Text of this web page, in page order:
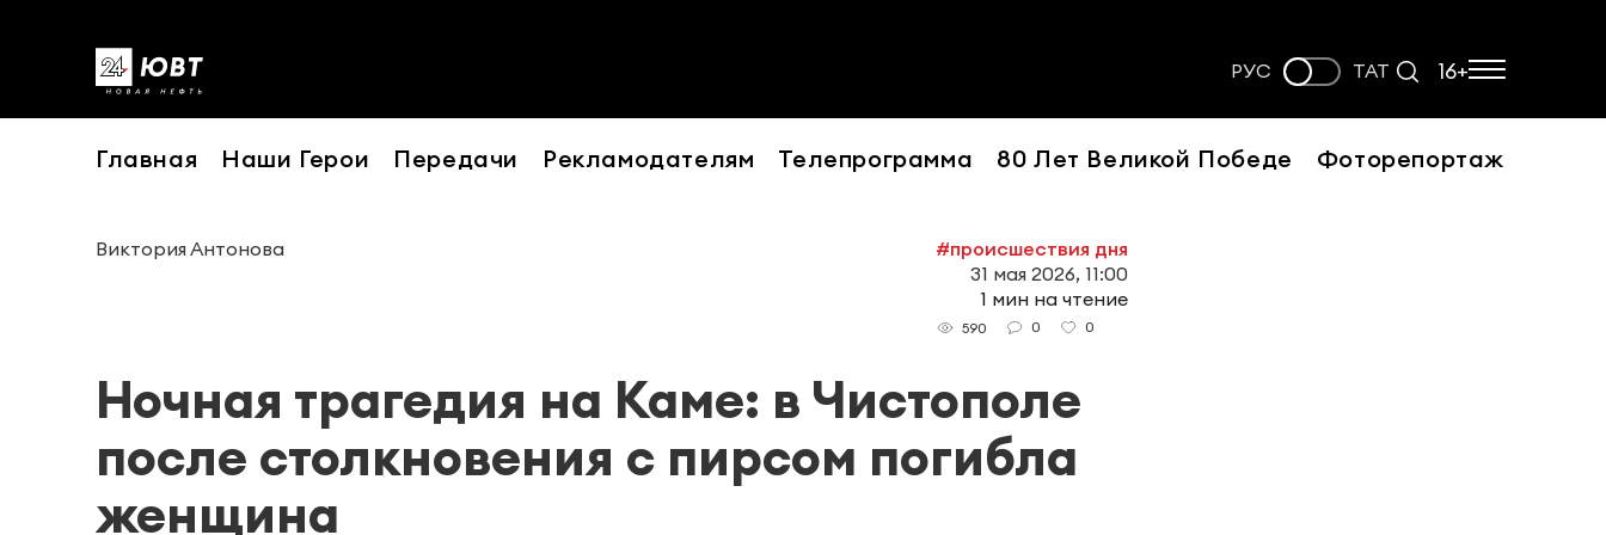
РУС ТАТ 16+
Главная Наши Герои Передачи Рекламодателям Телепрограмма 80 Лет Великой Победе Фоторепортаж
Виктория Антонова
#происшествия дня
31 мая 2026, 11:00
1 мин на чтение
590 0 0
Ночная трагедия на Каме: в Чистополе
после столкновения с пирсом погибла
женщина